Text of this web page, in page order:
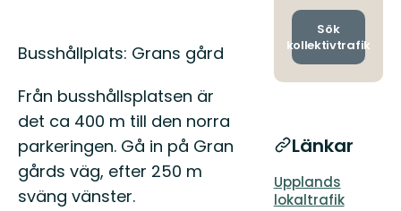
Beskrivning
Busshållplats: Grans gård
Från busshållsplatsen är
det ca 400 m till den norra
parkeringen. Gå in på Gran
gårds väg, efter 250 m
sväng vänster.
och
Sök
kollektivtrafik
Länkar
Upplands
lokaltrafik